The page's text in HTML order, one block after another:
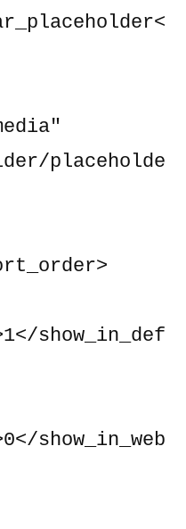
placeholde
show_in_def
show_in_web